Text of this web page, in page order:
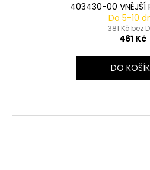
403430-00 VNĚJŠÍ
Do 5-10
381 Kč bez
461 Kč
DO